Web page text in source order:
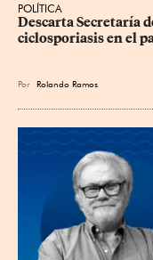
POLÍTICA
Descarta Secretaría
ciclosporiasis en el
Por Rolando Ramos